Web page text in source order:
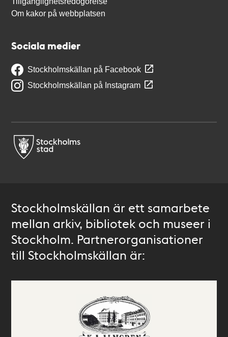
Om kakor på webbplatsen
Sociala medier
Stockholmskällan på Facebook
Stockholmskällan på Instagram
Stockholmskällan är ett samarbete
mellan arkiv, bibliotek och museer i
Stockholm. Partnerorganisationer
till Stockholmskällan är: